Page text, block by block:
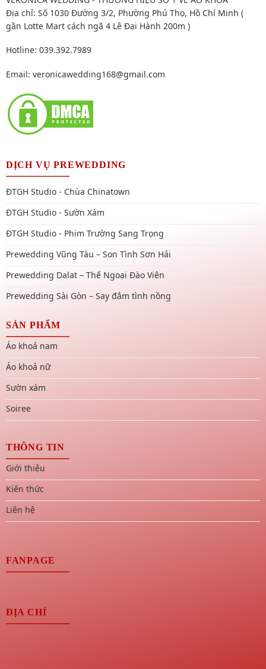
Địa chỉ: Số 1030 Đường 3/2, Phường Phú Thọ, Hồ Chí Minh (
gần Lotte Mart cách ngã 4 Lê Đại Hành 200m )
Hotline: 039.392.7989
Email: veronicawedding168@gmail.com
DỊCH VỤ PREWEDDING
ĐTGH Studio - Chùa Chinatown
ĐTGH Studio - Sườn Xám
ĐTGH Studio - Phim Trường Sang Trọng
Prewedding Vũng Tàu – Son Tình Sơn Hải
Prewedding Dalat – Thế Ngoại Đào Viên
Prewedding Sài Gòn – Say đắm tình nồng
SẢN PHẨM
Áo khoả nam
Áo khoả nữ
Sườn xám
Soiree
THÔNG TIN
Giới thiệu
Kiến thức
Liên hệ
FANPAGE
ĐỊA CHỈ